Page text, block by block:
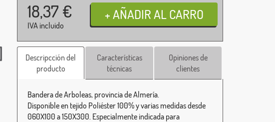
18,37 €
IVA incluido
Descripcción del
producto
Características
técnicas
Opiniones de
clientes
Bandera de Arboleas, provincia de Almería.
Disponible en tejido Poliéster 100% y varias medidas desde
060X100 a 150X300. Especialmente indicada para